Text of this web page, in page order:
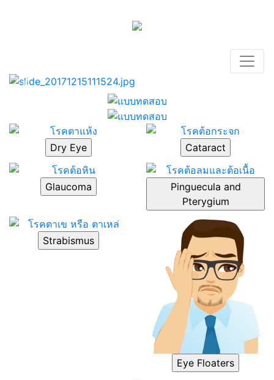
Previous
Dry Eye Cataract
Glaucoma
Pinguecula and
Pterygium
Strabismus
Eye Floaters